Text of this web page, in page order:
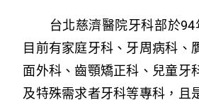
台北慈濟醫院牙科部於94
目前有家庭牙科、牙周病科、
面外科、齒顎矯正科、兒童牙
及特殊需求者牙科等專科，且